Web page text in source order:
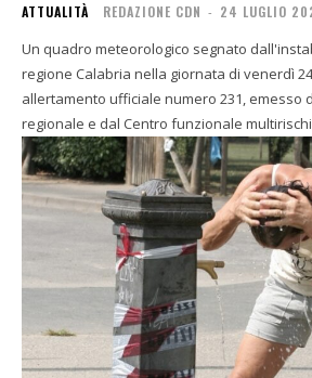
ATTUALITÀ REDAZIONE CDN - 24 LUGLIO
Un quadro meteorologico segnato
regione Calabria nella giornata di venerdì
allertamento ufficiale numero 231, emesso
regionale e dal Centro funzionale